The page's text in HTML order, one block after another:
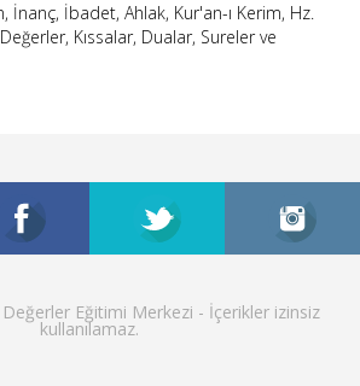
İnanç, İbadet, Ahlak, Kur'an-ı Kerim, Hz.
Kıssalar, Dualar, Sureler ve
Eğitimi Merkezi - İçerikler izinsiz
kullanılamaz.